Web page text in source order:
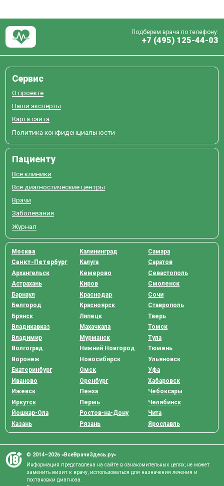
Подберем врача по телефону:
+7 (495) 125-44-03
Сервис
О проекте
Наши эксперты
Карта сайта
Политика конфиденциальности
Пациенту
Все клиники
Все диагностические центры
Врачи
Заболевания
Журнал
Москва
Санкт-Петербург
Архангельск
Астрахань
Барнаул
Белгород
Брянск
Владикавказ
Владимир
Волгоград
Воронеж
Екатеринбург
Иваново
Ижевск
Иркутск
Йошкар-Ола
Казань
Калининград
Калуга
Кемерово
Киров
Краснодар
Красноярск
Липецк
Махачкала
Мурманск
Нижний Новгород
Новосибирск
Омск
Оренбург
Пенза
Пермь
Ростов-на-Дону
Рязань
Самара
Саратов
Севастополь
Смоленск
Сочи
Ставрополь
Тверь
Томск
Тула
Тюмень
Ульяновск
Уфа
Хабаровск
Чебоксары
Челябинск
Чита
Ярославль
© 2014–2026 «ВсеВрачиЗдесь.ру»
Информация представлена на сайте в ознакомительных целях, не может
заменить визит к врачу, использоваться для назначения лечения и
постановки диагноза.